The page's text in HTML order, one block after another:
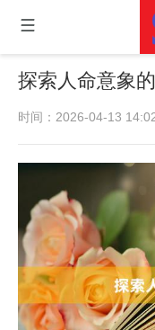
探索人命意象
时间：2026-04-13